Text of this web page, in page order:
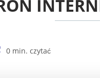
0 min. czytać